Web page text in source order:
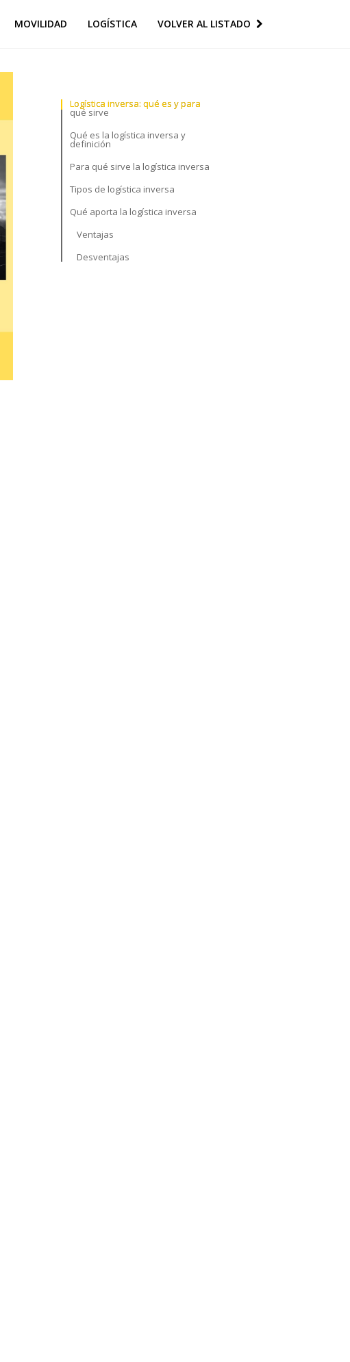
MOVILIDAD LOGÍSTICA VOLVER AL LISTADO
Logística inversa: qué es y para
qué sirve
Qué es la logística inversa y
definición
Para qué sirve la logística inversa
Tipos de logística inversa
Qué aporta la logística inversa
Ventajas
Desventajas
Logística inversa: qué es y para
qué sirve
Qué es la logística inversa y
definición
Para qué sirve la logística inversa
Tipos de logística inversa
Qué aporta la logística inversa
Ventajas
Desventajas